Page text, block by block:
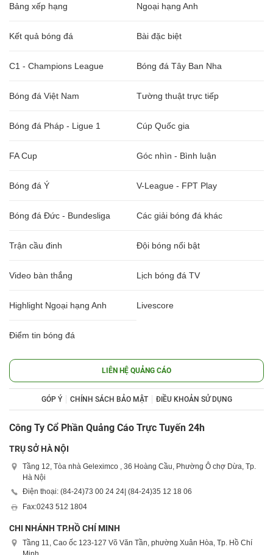
Bảng xếp hạng Ngoại hạng Anh
Kết quả bóng đá Bài đặc biệt
C1 - Champions League Bóng đá Tây Ban Nha
Bóng đá Việt Nam Tường thuật trực tiếp
Bóng đá Pháp - Ligue 1 Cúp Quốc gia
FA Cup Góc nhìn - Bình luận
Bóng đá Ý V-League - FPT Play
Bóng đá Đức - Bundesliga Các giải bóng đá khác
Trận cầu đinh Đội bóng nổi bật
Video bàn thắng Lịch bóng đá TV
Highlight Ngoại hạng Anh Livescore
Điểm tin bóng đá
LIÊN HỆ QUẢNG CÁO
GÓP Ý CHÍNH SÁCH BẢO MẬT ĐIỀU KHOẢN SỬ DỤNG
Công Ty Cổ Phần Quảng Cáo Trực Tuyến 24h
TRỤ SỞ HÀ NỘI
Tầng 12, Tòa nhà Geleximco , 36 Hoàng Cầu, Phường Ô chợ Dừa, Tp.
Hà Nội
Điện thoại: (84-24)73 00 24 24 | (84-24)35 12 18 06
Fax:0243 512 1804
CHI NHÁNH TP.HỒ CHÍ MINH
Tầng 11, Cao ốc 123-127 Võ Văn Tần, phường Xuân Hòa, Tp. Hồ Chí